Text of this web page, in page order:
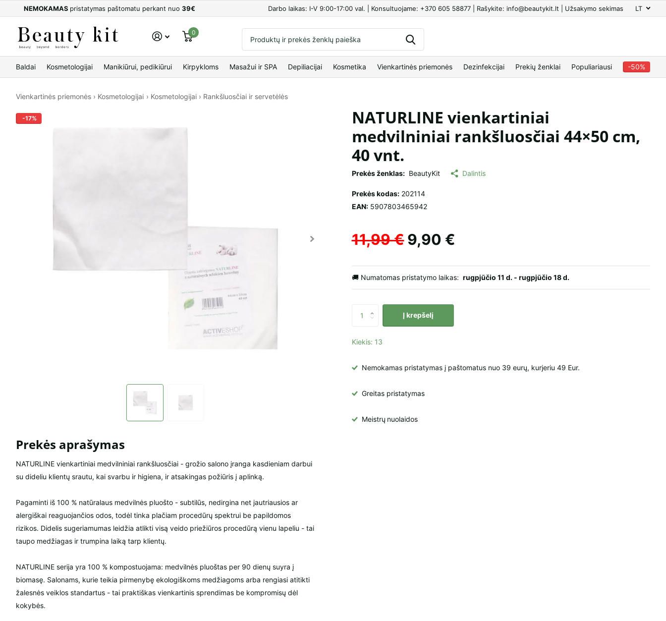
NEMOKAMAS pristatymas paštomatu perkant nuo 39€ Darbo laikas: I-V 9:00-17:00 val. | Konsultuojame: +370 605 58877 | Rašykite: info@beautykit.lt | Užsakymo sekimas LT
0
Baldai Kosmetologijai Manikiūrui, pedikiūrui Kirpykloms Masažui ir SPA Depiliacijai Kosmetika Vienkartinės priemonės Dezinfekcijai Prekių ženklai Populiariausi -50%
Vienkartinės priemonės › Kosmetologijai › Kosmetologijai › Rankšluosčiai ir servetėlės
-17%
Prekės aprašymas
NATURLINE vienkartiniai medvilniniai rankšluosčiai - grožio salono įranga kasdieniam darbui
su dideliu klientų srautu, kai svarbu ir higiena, ir atsakingas požiūris į aplinką.
Pagaminti iš 100 % natūralaus medvilnės pluošto - subtilūs, nedirgina net jautriausios ar
alergiškai reaguojančios odos, todėl tinka plačiam procedūrų spektrui be papildomos
rizikos. Didelis sugeriamumas leidžia atlikti visą veido priežiūros procedūrą vienu lapeliu - tai
taupo medžiagas ir trumpina laiką tarp klientų.
NATURLINE serija yra 100 % kompostuojama: medvilnės pluoštas per 90 dienų suyra į
biomasę. Salonams, kurie teikia pirmenybę ekologiškoms medžiagoms arba rengiasi atitikti
žalesnės veiklos standartus - tai praktiškas vienkartinis sprendimas be kompromisų dėl
kokybės.
NATURLINE vienkartiniai
medvilniniai rankšluosčiai 44×50 cm,
40 vnt.
Prekės ženklas: BeautyKit Dalintis
Prekės kodas:202114
EAN:5907803465942
11,99 € 9,90 €
🚚 Numatomas pristatymo laikas: rugpjūčio 11 d. - rugpjūčio 18 d.
Į krepšelį
Kiekis: 13
Nemokamas pristatymas į paštomatus nuo 39 eurų, kurjeriu 49 Eur.
Greitas pristatymas
Meistrų nuolaidos